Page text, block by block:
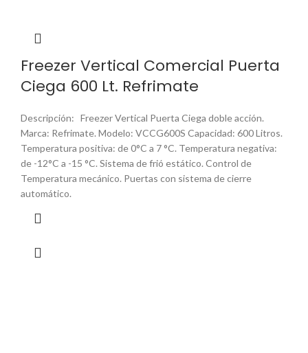
Freezer Vertical Comercial Puerta
Ciega 600 Lt. Refrimate
Descripción: Freezer Vertical Puerta Ciega doble acción.
Marca: Refrimate. Modelo: VCCG600S Capacidad: 600 Litros.
Temperatura positiva: de 0°C a 7 °C. Temperatura negativa:
de -12°C a -15 °C. Sistema de frió estático. Control de
Temperatura mecánico. Puertas con sistema de cierre
automático.